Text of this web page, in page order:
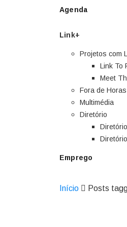
Agenda
Link+
Projetos com
Link To
Meet
Fora de Horas
Multimédia
Diretório
Emprego
Início Posts